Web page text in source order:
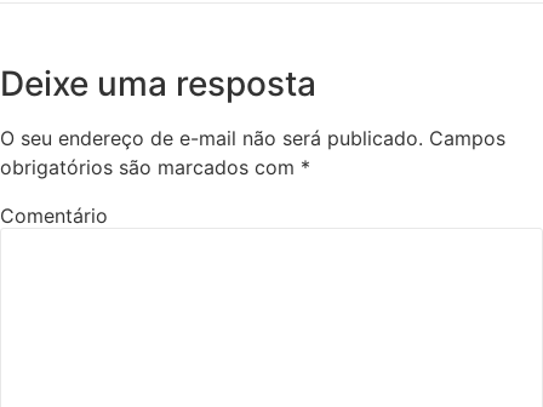
Deixe uma resposta
O seu endereço de e-mail não será publicado. Campos
obrigatórios são marcados com *
Comentário